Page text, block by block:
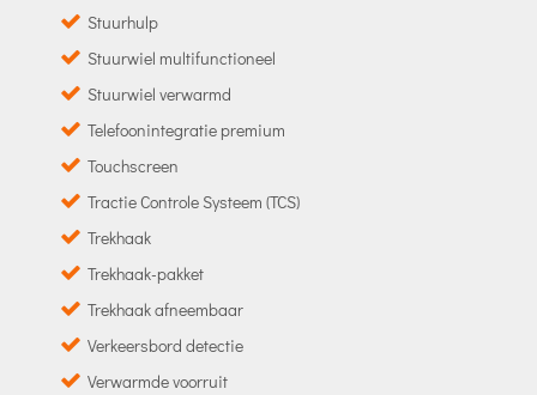
Stuurhulp
Stuurwiel multifunctioneel
Stuurwiel verwarmd
Telefoonintegratie premium
Touchscreen
Tractie Controle Systeem (TCS)
Trekhaak
Trekhaak-pakket
Trekhaak afneembaar
Verkeersbord detectie
Verwarmde voorruit